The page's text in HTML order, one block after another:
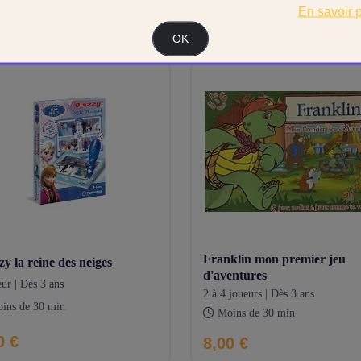
En savoir
OK
la reine des neiges
| Dès 3 ans
de 30 min
€
franklin mon premier jeu
d'aventures
2 à 4 joueurs | Dès 3 ans
Moins de 30 min
8,00 €